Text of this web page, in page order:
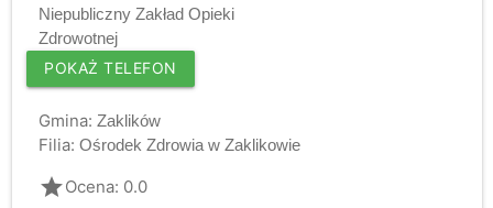
Niepubliczny Zakład Opieki
Zdrowotnej
POKAŻ TELEFON
Gmina: Zaklików
Filia: Ośrodek Zdrowia w Zaklikowie
gradeOcena: 0.0